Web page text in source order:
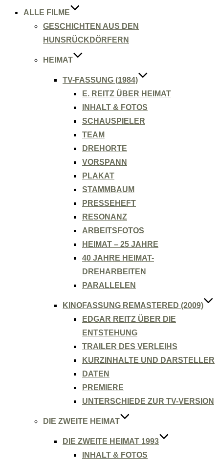
ALLE FILME
GESCHICHTEN AUS DEN
HUNSRÜCKDÖRFERN
HEIMAT
TV-FASSUNG (1984)
E. REITZ ÜBER HEIMAT
INHALT & FOTOS
SCHAUSPIELER
TEAM
DREHORTE
VORSPANN
PLAKAT
STAMMBAUM
PRESSEHEFT
RESONANZ
ARBEITSFOTOS
HEIMAT – 25 JAHRE
40 JAHRE HEIMAT-
DREHARBEITEN
PARALLELEN
KINOFASSUNG REMASTERED (2009)
EDGAR REITZ ÜBER DIE
ENTSTEHUNG
TRAILER DES VERLEIHS
KURZINHALTE UND DARSTELLER
DATEN
PREMIERE
UNTERSCHIEDE ZUR TV-VERSION
DIE ZWEITE HEIMAT
DIE ZWEITE HEIMAT 1993
INHALT & FOTOS